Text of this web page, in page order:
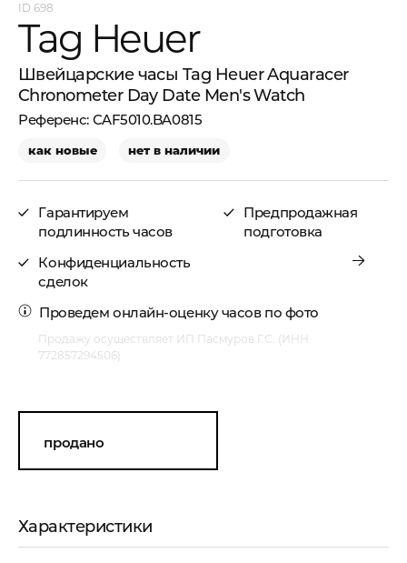
698
Tag Heuer
Швейцарские часы Tag Heuer Aquaracer
Chronometer Day Date Men's Watch
CAF5010.BA0815
как новые нет в наличии
Гарантируем
подлинность часов
Конфиденциальность
сделок
Предпродажная
подготовка
Проведемонлайн-оценку часов по фото
Продажу осуществляет ИП Пасмуров Г.С. (ИНН
772857294506)
продано
Характеристики